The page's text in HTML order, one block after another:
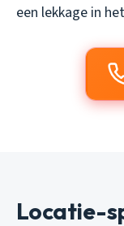
een lekkage in
Locatie-